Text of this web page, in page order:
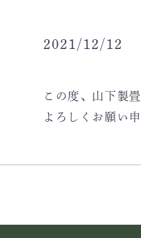
2021/12/12
この度、山下製
よろしくお願い